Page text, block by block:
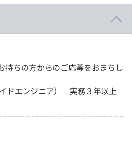
持ちの方からのご応募をおまちし
ドエンジニア） 実務３年以上